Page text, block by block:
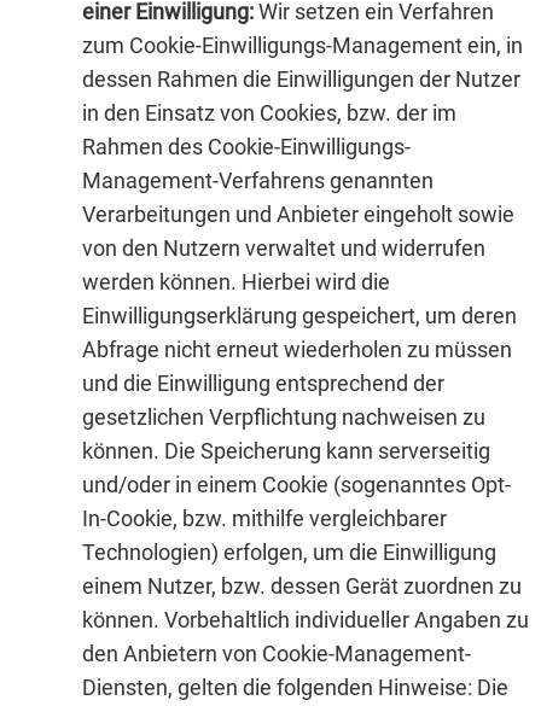
einer Einwilligung:Wir setzen ein Verfahren
zum Cookie-Einwilligungs-Management ein, in
dessen Rahmen die Einwilligungen der Nutzer
in den Einsatz von Cookies, bzw. der im
Rahmen des Cookie-Einwilligungs-
Management-Verfahrens genannten
Verarbeitungen und Anbieter eingeholt sowie
von den Nutzern verwaltet und widerrufen
werden können. Hierbei wird die
Einwilligungserklärung gespeichert, um deren
Abfrage nicht erneut wiederholen zu müssen
und die Einwilligung entsprechend der
gesetzlichen Verpflichtung nachweisen zu
können. Die Speicherung kann serverseitig
und/oder in einem Cookie (sogenanntes Opt-
In-Cookie, bzw. mithilfe vergleichbarer
Technologien) erfolgen, um die Einwilligung
einem Nutzer, bzw. dessen Gerät zuordnen zu
können. Vorbehaltlich individueller Angaben zu
den Anbietern von Cookie-Management-
Diensten, gelten die folgenden Hinweise: Die